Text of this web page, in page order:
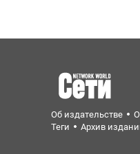
Об издательстве
Теги
Архив